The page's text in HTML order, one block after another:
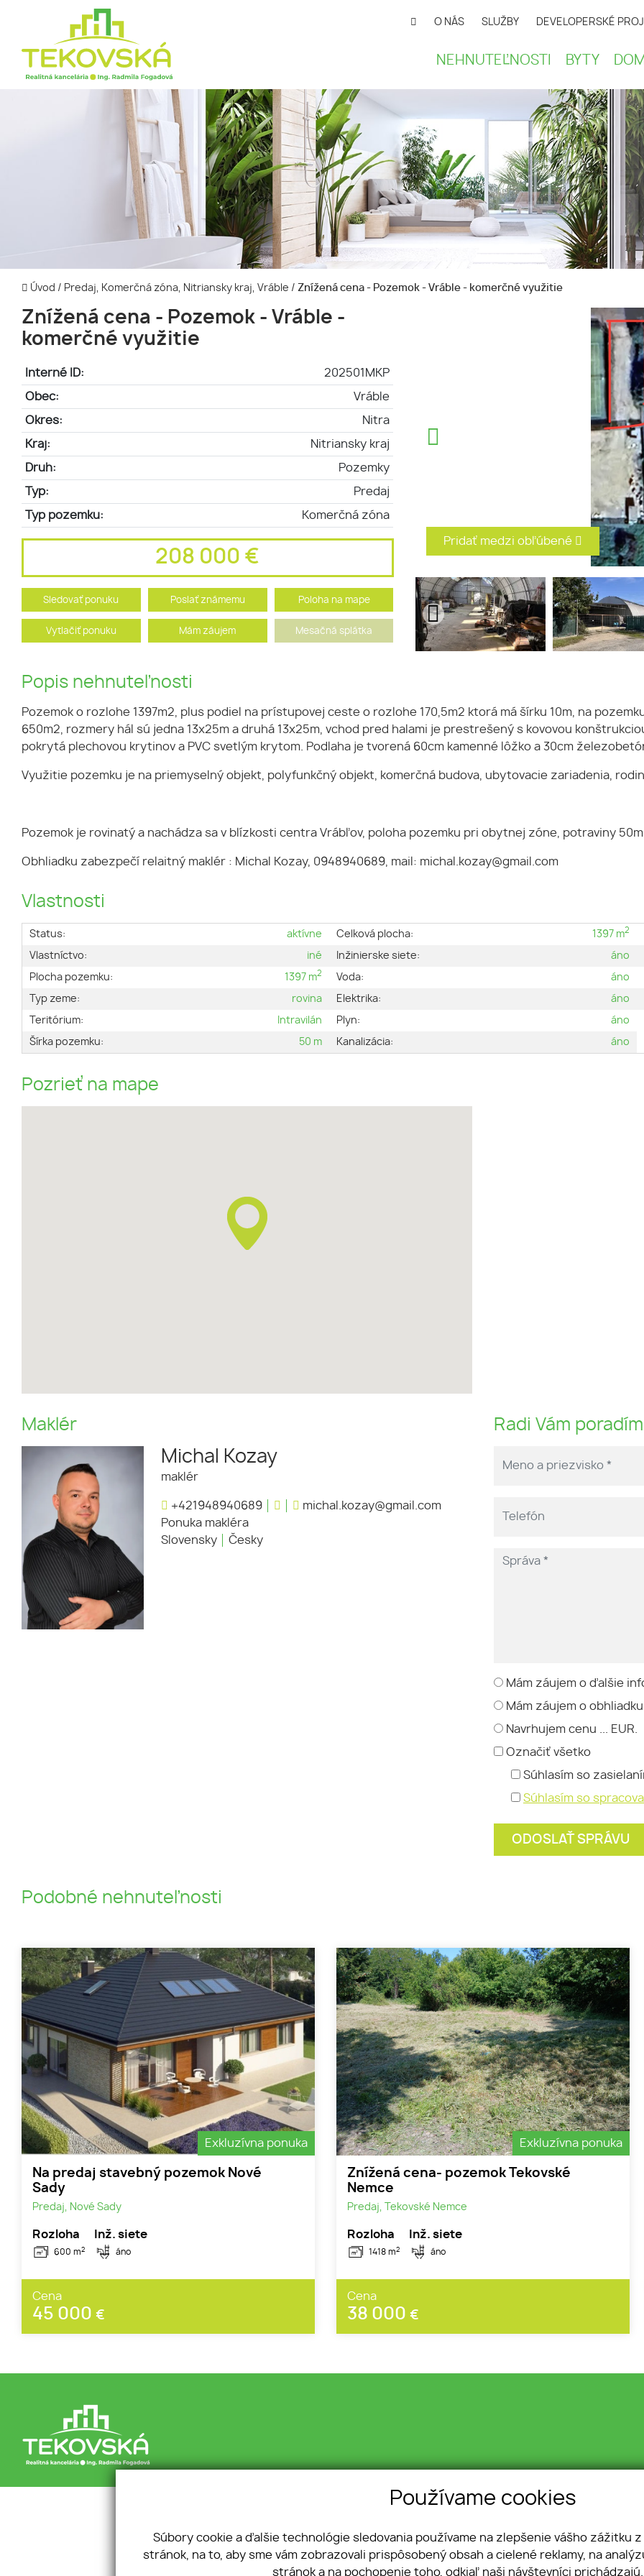
O NÁS SLUŽBY DEVELOPERSKÉ
NEHNUTEĽNOSTI BYTY
Úvod / Predaj, Komerčná zóna, Nitriansky kraj, Vráble / Znížená cena - Pozemok - Vráble - komerčné využitie
Znížená cena - Pozemok - Vráble -
komerčné využitie
Interné ID: 202501MKP
Obec: Vráble
Okres: Nitra
Kraj: Nitriansky kraj
Druh: Pozemky
Typ: Predaj
Typ pozemku: Komerčná zóna
208 000 €
Sledovať ponuku Poslať známemu Poloha na mape
Vytlačiť ponuku Mám záujem Mesačná splátka
Pridať medzi obľúbené
Popis nehnuteľnosti
Pozemok o rozlohe 1397m2, plus podiel na prístupovej ceste o rozlohe 170,5m2 ktorá má šírku 10m, na
650m2, rozmery hál sú jedna 13x25m a druhá 13x25m, vchod pred halami je prestrešený s kovovou
pokrytá plechovou krytinov a PVC svetlým krytom. Podlaha je tvorená 60cm kamenné lôžko a 30cm
Využitie pozemku je na priemyselný objekt, polyfunkčný objekt, komerčná budova, ubytovacie zariadenia,
Pozemok je rovinatý a nachádza sa v blízkosti centra Vrábľov, poloha pozemku pri obytnej zóne, potraviny
Obhliadku zabezpečí relaitný maklér : Michal Kozay, 0948940689, mail: michal.kozay@gmail.com
Vlastnosti
Status:
aktívne
Vlastníctvo:
iné
Plocha pozemku:
1397 m2
Typ zeme:
rovina
Teritórium:
Intravilán
Šírka pozemku:
50 m
Celková plocha: 1397 m2
Inžinierske siete:
áno
Voda:
áno
Elektrika:
áno
Plyn:
áno
Kanalizácia:
áno
Pozrieť na mape
Maklér
Michal Kozay
maklér
+421948940689
michal.kozay@gmail.com
Ponuka makléra
Slovensky
Česky
Radi Vám
Mám záujem o ďalšie
Mám záujem o
Navrhujem cenu ... EUR.
Označiť všetko
Súhlasím so
Súhlasím so
Podobné nehnuteľnosti
Exkluzívna ponuka
Na predaj stavebný pozemok Nové
Sady
Predaj, Nové Sady
Rozloha
600 m2
Inž. siete
áno
Cena
45 000 €
Exkluzívna ponuka
Znížená cena- pozemok Tekovské
Nemce
Predaj, Tekovské Nemce
Rozloha
1418 m2
Inž. siete
áno
Cena
38 000 €
poriadok
Cookies
+421 905 980 997
info@tekovska.sk
Používame cookies
Súbory cookie a ďalšie technológie sledovania používame na zlepšenie vášho zážitku
stránok, na to, aby sme vám zobrazovali prispôsobený obsah a cielené reklamy, na
stránok a na pochopenie toho, odkiaľ naši návštevníci